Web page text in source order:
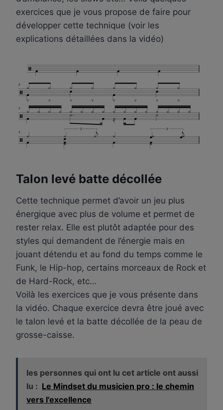
exercices que je vous propose de faire pour
développer cette technique (voir les
explications détaillées dans la vidéo)
Talon levé batte décollée
Cette technique permet d’avoir un jeu plus
énergique avec plus de volume et permet de
rester relax. Elle est plutôt adaptée pour des
styles qui demandent de l’énergie mais en
jouant détendu et au fond du temps comme le
Funk, le Hip-hop, certains morceaux de Rock et
de Hard-Rock, etc…
Voilà les exercices que je vous présente dans
la vidéo. Chaque exercice devra être joué avec
le talon levé et la batte décollée de la peau de
grosse-caisse.
les personnes qui ont lu cet article ont aussi
lu : Le Mindset du musicien pro : le chemin
vers l'excellence